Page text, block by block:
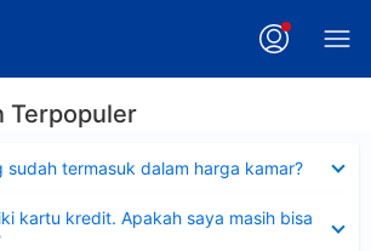
Terpopuler
sudah termasuk dalam harga kamar?
kartu kredit. Apakah saya masih bisa